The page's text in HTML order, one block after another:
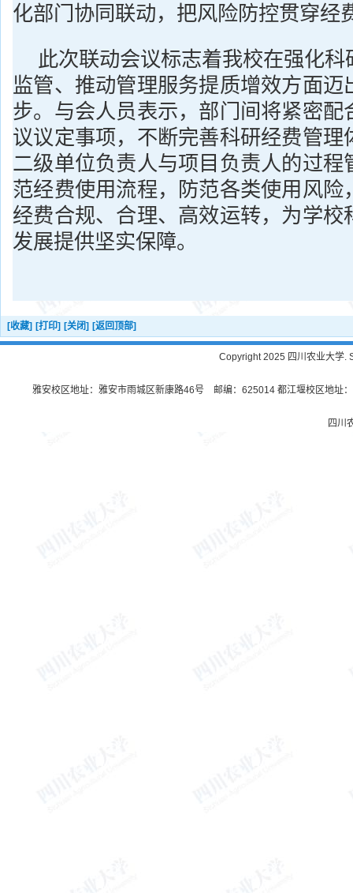
化部门协同联动，把风险防控贯穿经
此次联动会议标志着我校在强化
监管、推动管理服务提质增效方面迈
步。与会人员表示，部门间将紧密配
议议定事项，不断完善科研经费管理
二级单位负责人与项目负责人的过程
范经费使用流程，防范各类使用风险
经费合规、合理、高效运转，为学校
发展提供坚实保障。
[收藏] [打印] [关闭] [返回顶部]
Copyright 2025 四川农业大学.
雅安校区地址：雅安市雨城区新康路46号 邮编：625014 都江堰校区地址
四川